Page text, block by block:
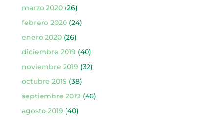
marzo 2020(26)
febrero 2020(24)
enero 2020(26)
diciembre 2019 (40)
noviembre 2019 (32)
octubre 2019 (38)
septiembre 2019 (46)
agosto 2019 (40)